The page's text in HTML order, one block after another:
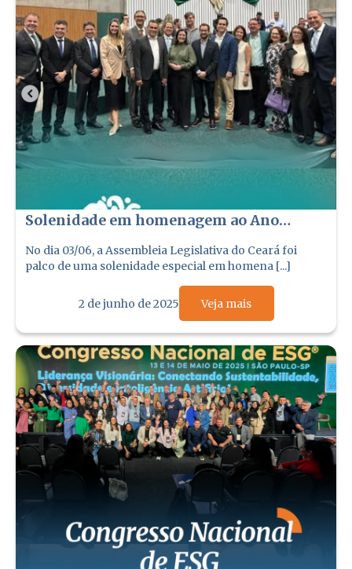
Solenidade em homenagem ao Ano
Internacional das Cooperativas
No dia 03/06, a Assembleia Legislativa do Ceará foi
palco de uma solenidade especial em homena [...]
2 de junho de 2025 Veja mais